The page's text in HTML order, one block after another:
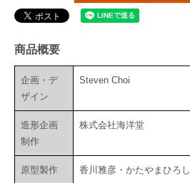
商品概要
企画・デ
ザイン
Steven Choi
造形企画
制作
株式会社海洋堂
原型製作 香川雅彦・かたやまひろし